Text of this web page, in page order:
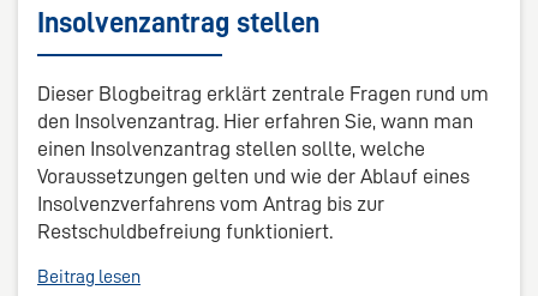
Insolvenzantrag stellen
Dieser Blogbeitrag erklärt zentrale Fragen rund um
den Insolvenzantrag. Hier erfahren Sie, wann man
einen Insolvenzantrag stellen sollte, welche
Voraussetzungen gelten und wie der Ablauf eines
Insolvenzverfahrens vom Antrag bis zur
Restschuldbefreiung funktioniert.
Beitrag lesen